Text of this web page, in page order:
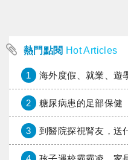
熱門點閱 Hot Articles
1 海外度假、就業、遊學保障加倍，富
2 糖尿病患的足部保健
3 到醫院探視腎友，送